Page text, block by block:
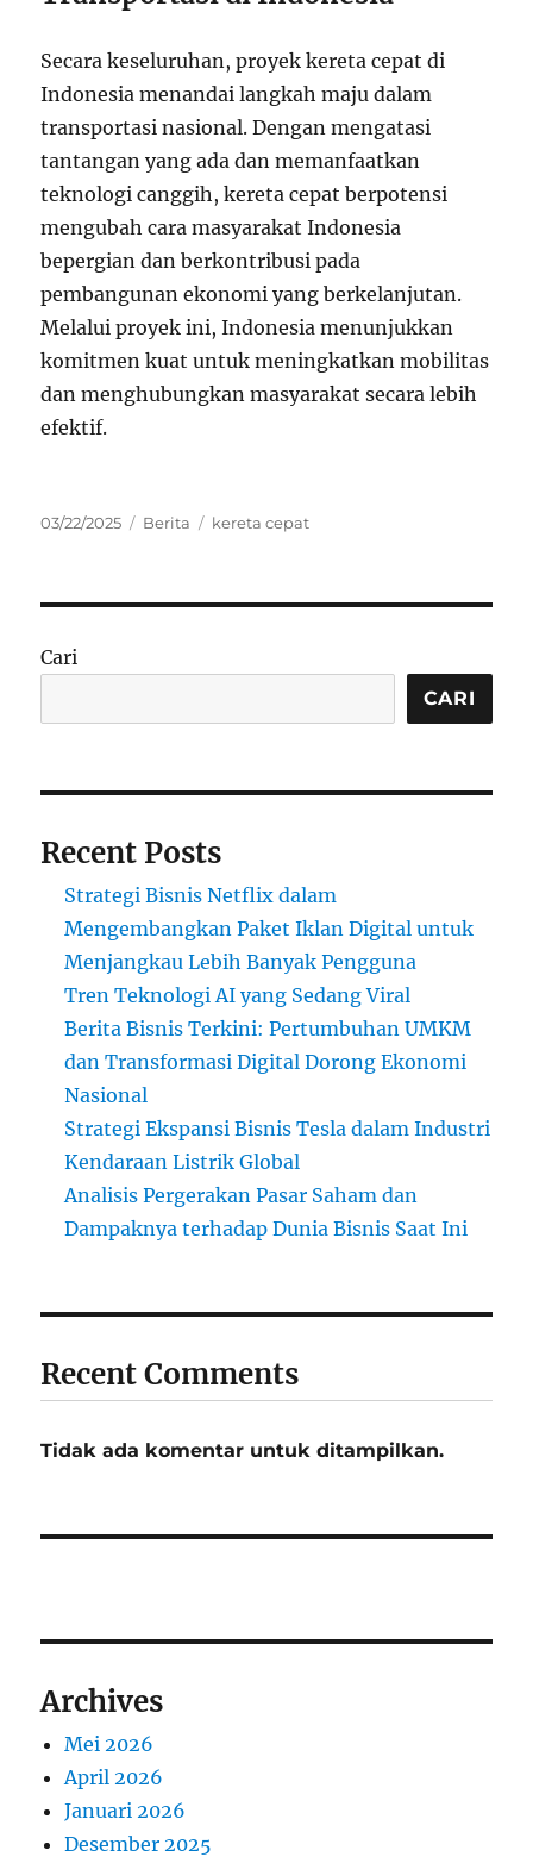
Secara keseluruhan, proyek kereta cepat di
Indonesia menandai langkah maju dalam
transportasi nasional. Dengan mengatasi
tantangan yang ada dan memanfaatkan
teknologi canggih, kereta cepat berpotensi
mengubah cara masyarakat Indonesia
bepergian dan berkontribusi pada
pembangunan ekonomi yang berkelanjutan.
Melalui proyek ini, Indonesia menunjukkan
komitmen kuat untuk meningkatkan mobilitas
dan menghubungkan masyarakat secara lebih
efektif.
Posted
03/22/2025 Categories
Berita Tags
kereta cepat
Cari
CARI
Recent Posts
Strategi Bisnis Netflix dalam
Mengembangkan Paket Iklan Digital untuk
Menjangkau Lebih Banyak Pengguna
Tren Teknologi AI yang Sedang Viral
Berita Bisnis Terkini: Pertumbuhan UMKM
dan Transformasi Digital Dorong Ekonomi
Nasional
Strategi Ekspansi Bisnis Tesla dalam Industri
Kendaraan Listrik Global
Analisis Pergerakan Pasar Saham dan
Dampaknya terhadap Dunia Bisnis Saat Ini
Recent Comments
Tidak ada komentar untuk ditampilkan.
Archives
Mei 2026
April 2026
Januari 2026
Desember 2025